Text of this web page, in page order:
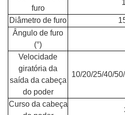
furo
Diâmetro de furo
Ângulo de furo
(°)
Velocidade
giratória da
saída da cabeça
do poder
10/20/25/40/
Curso da cabeça